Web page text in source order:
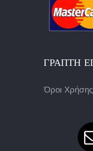
ΓΡΑΠΤΉ
Όροι